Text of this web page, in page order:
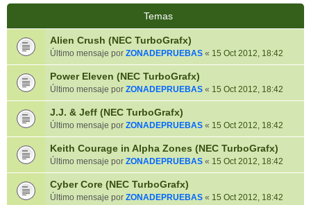
Temas
Alien Crush (NEC TurboGrafx)
Último mensaje por ZONADEPRUEBAS « 15 Oct 2012, 18:42
Power Eleven (NEC TurboGrafx)
Último mensaje por ZONADEPRUEBAS « 15 Oct 2012, 18:42
J.J. & Jeff (NEC TurboGrafx)
Último mensaje por ZONADEPRUEBAS « 15 Oct 2012, 18:42
Keith Courage in Alpha Zones (NEC TurboGrafx)
Último mensaje por ZONADEPRUEBAS « 15 Oct 2012, 18:42
Cyber Core (NEC TurboGrafx)
Último mensaje por ZONADEPRUEBAS « 15 Oct 2012, 18:42